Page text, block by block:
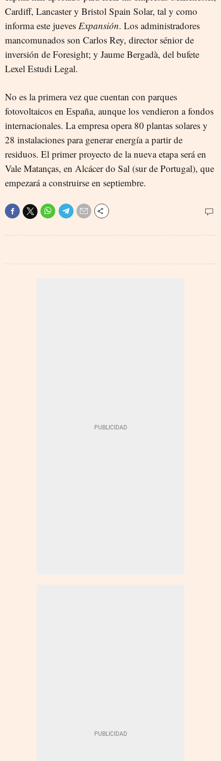
Cardiff, Lancaster y Bristol Spain Solar, tal y como
informa este jueves Expansión. Los administradores
mancomunados son Carlos Rey, director sénior de
inversión de Foresight; y Jaume Bergadà, del bufete
Lexel Estudi Legal.
No es la primera vez que cuentan con parques
fotovoltaicos en España, aunque los vendieron a fondos
internacionales. La empresa opera 80 plantas solares y
28 instalaciones para generar energía a partir de
residuos. El primer proyecto de la nueva etapa será en
Vale Matanças, en Alcácer do Sal (sur de Portugal), que
empezará a construirse en septiembre.